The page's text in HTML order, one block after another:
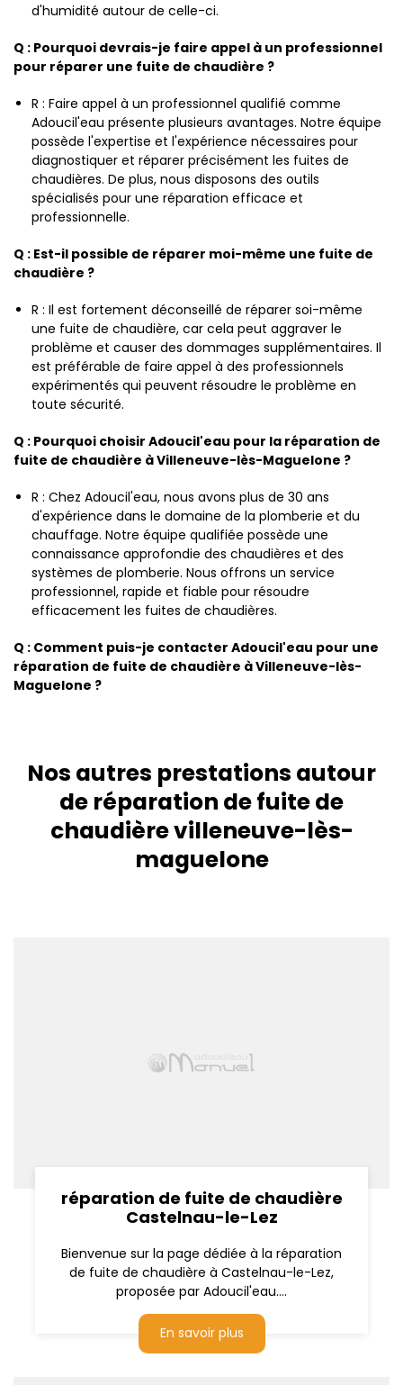
d'humidité autour de celle-ci.
Q : Pourquoi devrais-je faire appel à un professionnel
pour réparer une fuite de chaudière ?
R : Faire appel à un professionnel qualifié comme
Adoucil'eau présente plusieurs avantages. Notre équipe
possède l'expertise et l'expérience nécessaires pour
diagnostiquer et réparer précisément les fuites de
chaudières. De plus, nous disposons des outils
spécialisés pour une réparation efficace et
professionnelle.
Q : Est-il possible de réparer moi-même une fuite de
chaudière ?
R : Il est fortement déconseillé de réparer soi-même
une fuite de chaudière, car cela peut aggraver le
problème et causer des dommages supplémentaires. Il
est préférable de faire appel à des professionnels
expérimentés qui peuvent résoudre le problème en
toute sécurité.
Q : Pourquoi choisir Adoucil'eau pour la réparation de
fuite de chaudière à Villeneuve-lès-Maguelone ?
R : Chez Adoucil'eau, nous avons plus de 30 ans
d'expérience dans le domaine de la plomberie et du
chauffage. Notre équipe qualifiée possède une
connaissance approfondie des chaudières et des
systèmes de plomberie. Nous offrons un service
professionnel, rapide et fiable pour résoudre
efficacement les fuites de chaudières.
Q : Comment puis-je contacter Adoucil'eau pour une
réparation de fuite de chaudière à Villeneuve-lès-
Maguelone ?
Nos autres prestations autour
de réparation de fuite de
chaudière villeneuve-lès-
maguelone
réparation de fuite de chaudière
Castelnau-le-Lez
Bienvenue sur la page dédiée à la réparation
de fuite de chaudière à Castelnau-le-Lez,
proposée par Adoucil'eau....
En savoir plus